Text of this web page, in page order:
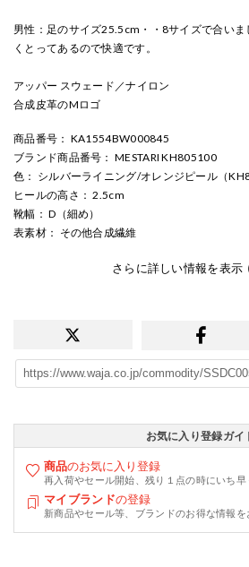
男性：足のサイズ25.5cm・・8サイズで合い
くとってあるので快適です。
アッパー スウェード／ナイロン
合成皮革のMロゴ
商品番号 ： KA1554BW000845
ブランド商品番号 ： MESTARI KH805100
色 ： シルバーライニング/オレンジピール（
ヒールの高さ ： 2.5cm
靴幅 ： D（細め）
表素材： その他合成繊維
さらに詳しい情報を表示
お気に入り登録ガイ
商品のお気に入り登録
再入荷やセール開始、残り１点の時にいち
マイブランドの登録
新商品やセール等、ブランドのお得な情報